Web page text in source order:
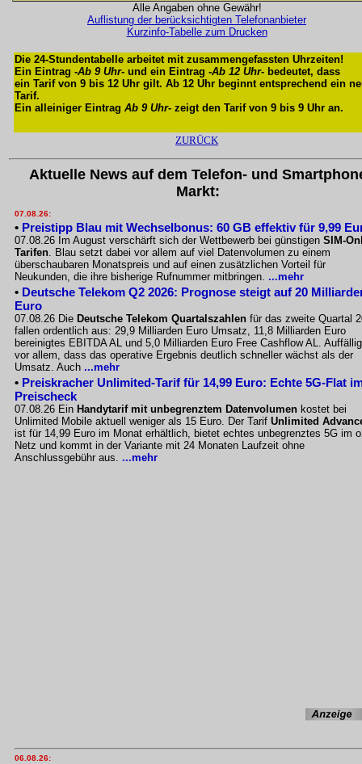
Alle Angaben ohne Gewähr!
Auflistung der berücksichtigten Telefonanbieter
Kurzinfo-Tabelle zum Drucken
Die 24-Stundentabelle arbeitet mit zusammengefassten Uhrzeiten!
Ein Eintrag -Ab 9 Uhr- und ein Eintrag -Ab 12 Uhr- bedeutet, dass
ein Tarif von 9 bis 12 Uhr gilt. Ab 12 Uhr beginnt entsprechend ein
Tarif.
Ein alleiniger Eintrag Ab 9 Uhr- zeigt den Tarif von 9 bis 9 Uhr an.
ZURÜCK
Aktuelle News auf dem Telefon- und
Markt:
07.08.26:
• Preistipp Blau mit Wechselbonus: 60 GB effektiv für 9,99
07.08.26 Im August verschärft sich der Wettbewerb bei günstigen SIM-
Tarifen. Blau setzt dabei vor allem auf viel Datenvolumen zu einem
überschaubaren Monatspreis und auf einen zusätzlichen Vorteil für
Neukunden, die ihre bisherige Rufnummer mitbringen. ...mehr
• Deutsche Telekom Q2 2026: Prognose steigt auf 20
Euro
07.08.26 Die Deutsche Telekom Quartalszahlen für das zweite Quartal
fallen ordentlich aus: 29,9 Milliarden Euro Umsatz, 11,8 Milliarden Euro
bereinigtes EBITDA AL und 5,0 Milliarden Euro Free Cashflow AL.
vor allem, dass das operative Ergebnis deutlich schneller wächst als der
Umsatz. Auch ...mehr
• Preiskracher Unlimited-Tarif für 14,99 Euro: Echte 5G-Flat
Preischeck
07.08.26 Ein Handytarif mit unbegrenztem Datenvolumen kostet bei
Unlimited Mobile aktuell weniger als 15 Euro. Der Tarif Unlimited
ist für 14,99 Euro im Monat erhältlich, bietet echtes unbegrenztes 5G im
Netz und kommt in der Variante mit 24 Monaten Laufzeit ohne
Anschlussgebühr aus. ...mehr
06.08.26: